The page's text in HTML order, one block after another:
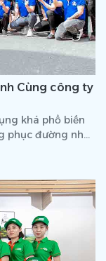
Cùng công ty
khá phổ biến
phục đường như
hoạt động. Thế
ảnh hưởng nhiều
có đúng là thế